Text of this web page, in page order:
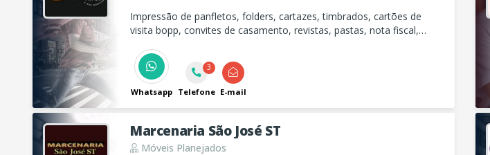
Impressão de panfletos, folders, cartazes, timbrados, cartões de
visita bopp, convites de casamento, revistas, pastas, nota fiscal,
Whatsapp
3
Telefone E-mail
Marcenaria São José ST
Móveis Planejados